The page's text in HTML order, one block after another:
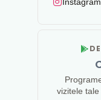
vizitele